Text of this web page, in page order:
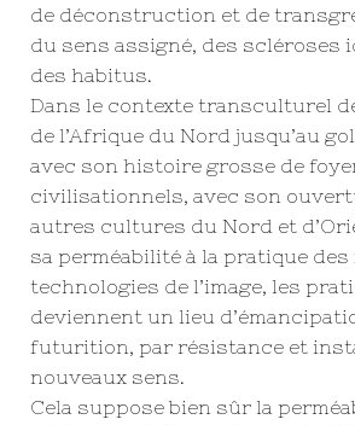
de déconstruction et de
du sens assigné, des scléroses
des habitus.
Dans le contexte transculturel
de l’Afrique du Nord jusqu’au
avec son histoire grosse de
civilisationnels, avec son
autres cultures du Nord et
sa perméabilité à la pratique
technologies de l’image, les
deviennent un lieu
futurition, par résistance et
nouveaux sens.
Cela suppose bien sûr la